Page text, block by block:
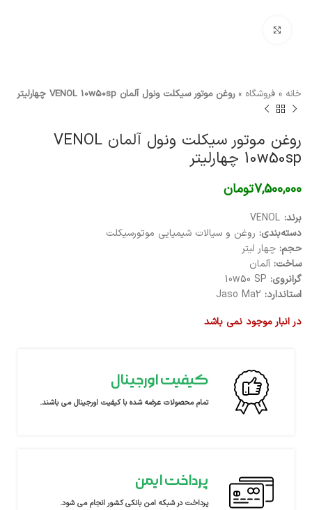
خانه » فروشگاه »روغن موتور سیکلت ونول آلمان VENOL 10w50sp چهارلیتر
روغن موتور سیکلت ونول آلمان VENOL
10w50sp چهارلیتر
7,500,000تومان
برند:
دسته‌بندی: روغن و سیالات شیمیایی موتورسیکلت
حجم: چهار لیتر
ساخت: آلمان
گرانروی:
استاندارد:
در انبار موجود نمی باشد
کیفیت اورجینال
تمام محصولات عرضه شده با کیفیت اورجینال می باشند.
پرداخت ایمن
پرداخت در شبکه امن بانکی کشور انجام می شود.